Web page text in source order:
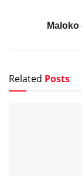
Related Posts